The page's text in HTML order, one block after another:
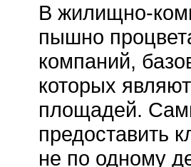
В жилищно-
пышно
компаний,
которых
площадей.
предоставить
не по одному